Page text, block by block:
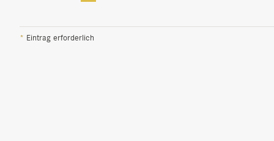
* Eintrag erforderlich